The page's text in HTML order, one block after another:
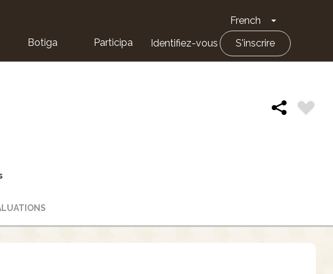
French Toggle
Botiga Participa Identifiez-vous S'inscrire